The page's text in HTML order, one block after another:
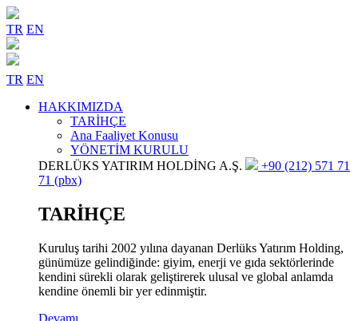
TR EN
TR EN
HAKKIMIZDA
TARİHÇE
Ana Faaliyet Konusu
YÖNETİM KURULU
DERLÜKS YATIRIM HOLDİNG A.Ş.
+90 (212) 571 71
71 (pbx)
TARİHÇE
Kuruluş tarihi 2002 yılına dayanan Derlüks Yatırım Holding,
günümüze gelindiğinde: giyim, enerji ve gıda sektörlerinde
kendini sürekli olarak geliştirerek ulusal ve global anlamda
kendine önemli bir yer edinmiştir.
Devamı